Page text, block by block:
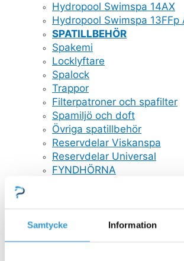
Samtycke Information
Hydropool Swimspa 14AX
Hydropool Swimspa 13FFp
SPATILLBEHÖR
Spakemi
Locklyftare
Spalock
Trappor
Filterpatroner och spafilter
Spamiljö och doft
Övriga spatillbehör
Reservdelar Viskanspa
Reservdelar Universal
FYNDHÖRNA
Mät och doserutrustning
Poolstädare